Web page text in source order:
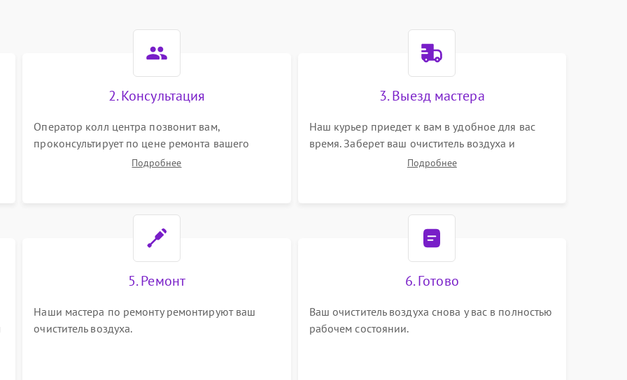
2. Консультация
Оператор колл центра позвонит вам,
проконсультирует по цене ремонта вашего
очистителя воздуха а также ответит на все ваши
Подробнее
3. Выезд мастера
Наш курьер приедет к вам в удобное для вас
время. Заберет ваш очиститель воздуха и
привезет на склад для диагностики.
Подробнее
5. Ремонт
Наши мастера по ремонту ремонтируют ваш
очиститель воздуха.
6. Готово
Ваш очиститель воздуха снова у вас в полностью
рабочем состоянии.